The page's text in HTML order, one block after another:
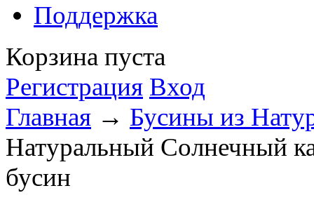
Поддержка
Корзина пуста
Регистрация Вход
Главная → Бусины из
Натуральный Солнечный
бусин